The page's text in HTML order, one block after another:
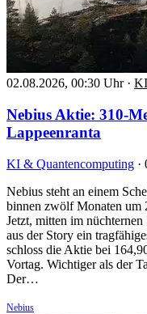
02.08.2026, 00:30 Uhr ·
Nebius Aktie: 310-
Lappeenranta
KI & Quantencomputing ·
Nebius steht an einem
binnen zwölf Monaten um
Jetzt, mitten im
aus der Story ein
schloss die Aktie bei
Vortag. Wichtiger als der
Der…
Nebius